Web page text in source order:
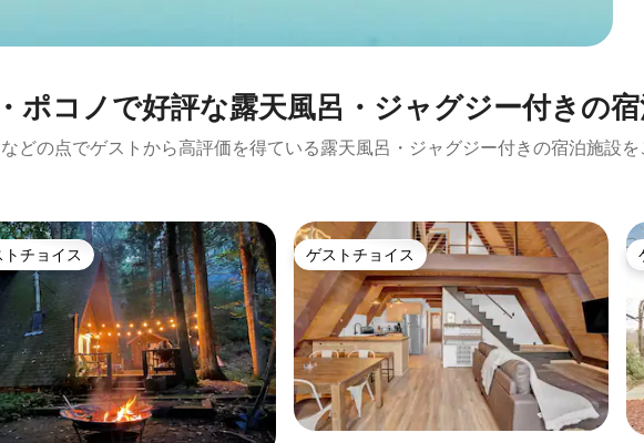
ポコノで好評な露天風呂・ジャグジー付きの
どの点でゲストから高評価を得ている露天風呂・ジャグジー付きの宿泊施設
トチョイス
トチョイス ゲストチョイス
ゲストチョイス